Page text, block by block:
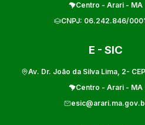
Centro - Arari - MA
CNPJ: 06.242.846/
E - SIC
Av. Dr. João da Silva Lima, 2-
Centro - Arari - MA